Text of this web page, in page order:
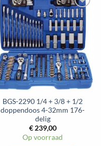
meerdere
variaties.
Deze
optie
kan
gekozen
worden
op
productpagina
Toevoegen
aan
wenslijst
BGS-2290 1/4 + 3/8 + 1/2
doppendoos 4-32mm 176-
delig
€239,00
Op voorraad